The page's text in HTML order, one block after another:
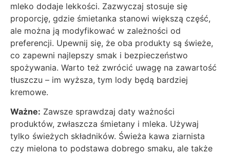
mleko dodaje lekkości. Zazwyczaj stosuje się
proporcję, gdzie śmietanka stanowi większą część,
ale można ją modyfikować w zależności od
preferencji. Upewnij się, że oba produkty są świeże,
co zapewni najlepszy smak i bezpieczeństwo
spożywania. Warto też zwrócić uwagę na zawartość
tłuszczu – im wyższa, tym lody będą bardziej
kremowe.
Ważne: Zawsze sprawdzaj daty ważności
produktów, zwłaszcza śmietany i mleka. Używaj
tylko świeżych składników. Świeża kawa ziarnista
czy mielona to podstawa dobrego smaku, ale także